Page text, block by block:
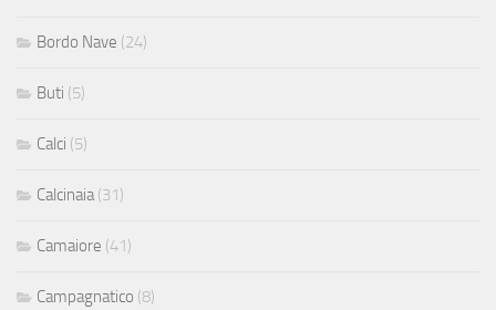
Bordo Nave (24)
Buti (5)
Calci (5)
Calcinaia (31)
Camaiore (41)
Campagnatico (8)